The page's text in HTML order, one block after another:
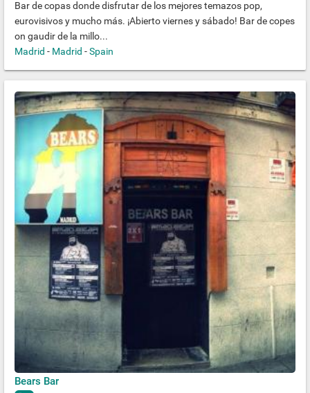
Bar de copas donde disfrutar de los mejores temazos pop,
eurovisivos y mucho más. ¡Abierto viernes y sábado! Bar de copes
on gaudir de la millo...
Madrid - Madrid -Spain
Bears Bar